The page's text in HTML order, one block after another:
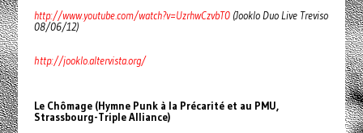
http://www.youtube.com/watch?v=UzrhwCzvbT0(Jooklo Duo Live Treviso
08/06/12)
http://jooklo.altervista.org/
Le Chômage (Hymne Punk à la Précarité et au PMU,
Strassbourg-Triple Alliance)